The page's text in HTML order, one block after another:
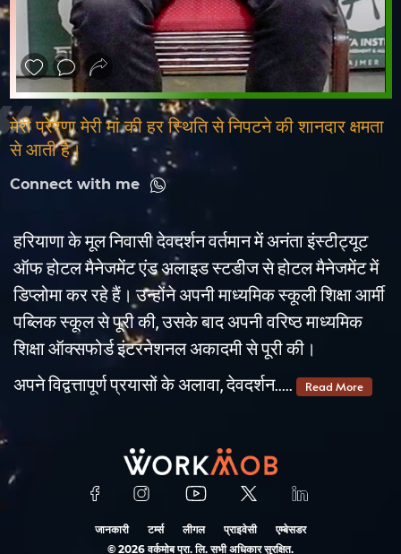
❯
मेरी प्रेरणा मेरी मां की हर स्थिति से निपटने की शानदार क्षमता
से आती है।
Connect with me
हरियाणा के मूल निवासी देवदर्शन वर्तमान में अनंता इंस्टीट्यूट
ऑफ होटल मैनेजमेंट एंड अलाइड स्टडीज से होटल मैनेजमेंट में
डिप्लोमा कर रहे हैं। उन्होंने अपनी माध्यमिक स्कूली शिक्षा आर्मी
पब्लिक स्कूल से पूरी की, उसके बाद अपनी वरिष्ठ माध्यमिक
शिक्षा ऑक्सफोर्ड इंटरनेशनल अकादमी से पूरी की।
अपने विद्वत्तापूर्ण प्रयासों के अलावा, देवदर्शन.....
Read More
© 2026 वर्कमोब प्रा. लि. सभी अधिकार सुरक्षित.
जानकारी टर्म्स लीगल प्राइवेसी एम्बेसडर